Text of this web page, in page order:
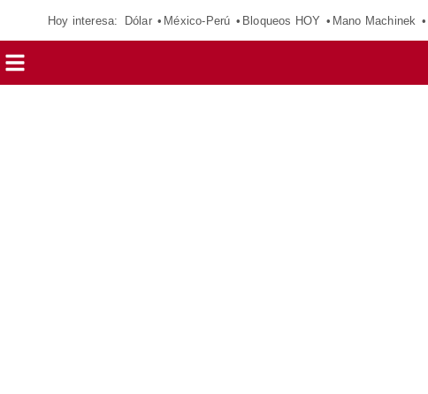
Hoy interesa: Dólar México-Perú Bloqueos HOY Mano Machinek